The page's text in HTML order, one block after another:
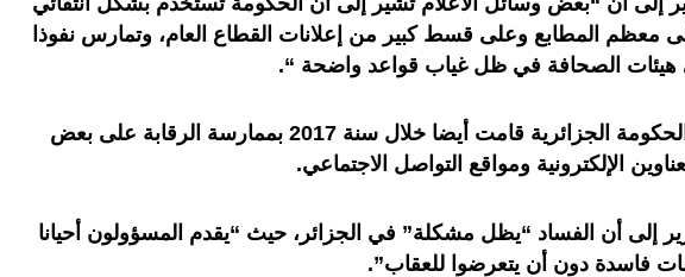
معظم المطابع وعلى قسط كبير من إعلانات القطاع العام، وتمارس نفوذا
هيئات الصحافة في ظل غياب قواعد واضحة “.
وأضاف أن الحكومة الجزائرية قامت أيضا خلال سنة 2017 بممارسة الرقابة على بعض
الإلكترونية ومواقع التواصل الاجتماعي.
إلى أن الفساد “يظل مشكلة” في الجزائر، حيث “يقدم المسؤولون أحيانا
فاسدة دون أن يتعرضوا للعقاب”.